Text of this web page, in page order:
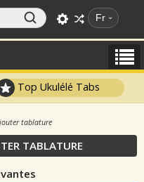
Fr
Top Ukulélé Tabs
tablature
TABLATURE